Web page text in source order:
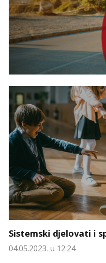
Sistemski djelovati i
04.05.2023. u 12:24